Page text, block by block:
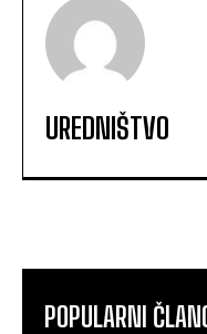
UREDNIŠTVO
POPULARNI